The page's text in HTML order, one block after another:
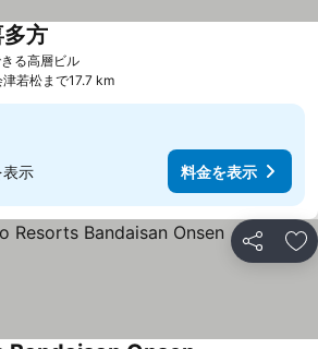
る高層ビル
方
若松まで17.7 km
示 料金を表示
シェア お